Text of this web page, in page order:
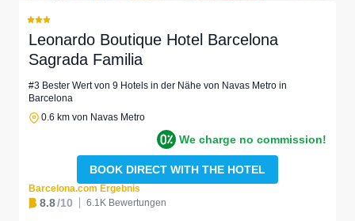
Leonardo Boutique Hotel Barcelona
Sagrada Familia
#3 Bester Wert von 9 Hotels in der Nähe von Navas Metro in
Barcelona
0.6 km von Navas Metro
We charge no commission!
BOOK DIRECT WITH THE HOTEL
Barcelona.com Ergebnis
8.8/10 6.1K Bewertungen